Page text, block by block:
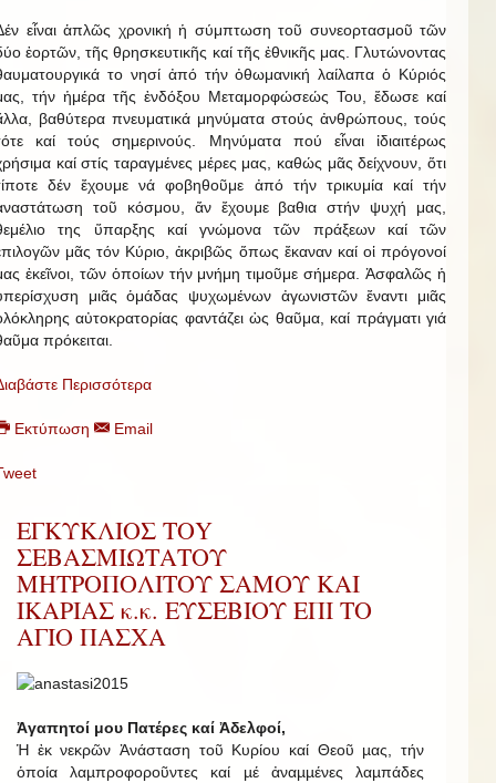
εἶναι ἁπλῶς χρονική ἡ σύμπτωση τοῦ συνεορτασμοῦ τῶν
ἑορτῶν, τῆς θρησκευτικῆς καί τῆς ἐθνικῆς μας. Γλυτώνοντας
το νησί ἀπό τήν ὀθωμανική λαίλαπα ὁ Κύριός
τήν ἡμέρα τῆς ἐνδόξου Μεταμορφώσεώς Του, ἔδωσε καί
βαθύτερα πνευματικά μηνύματα στούς ἀνθρώπους, τούς
καί τούς σημερινούς. Μηνύματα πού εἶναι ἰδιαιτέρως
καί στίς ταραγμένες μέρες μας, καθώς μᾶς δείχνουν, ὅτι
δέν ἔχουμε νά φοβηθοῦμε ἀπό τήν τρικυμία καί τήν
τοῦ κόσμου, ἄν ἔχουμε βαθια στήν ψυχή μας,
της ὕπαρξης καί γνώμονα τῶν πράξεων καί τῶν
μᾶς τόν Κύριο, ἀκριβῶς ὅπως ἔκαναν καί οἱ πρόγονοί
ἐκεῖνοι, τῶν ὁποίων τήν μνήμη τιμοῦμε σήμερα. Ἀσφαλῶς ἡ
μιᾶς ὁμάδας ψυχωμένων ἀγωνιστῶν ἔναντι μιᾶς
αὐτοκρατορίας φαντάζει ὡς θαῦμα, καί πράγματι γιά
πρόκειται.
Περισσότερα
Εκτύπωση Email
ΕΓΚΥΚΛΙΟΣ ΤΟY
ΣΕΒΑΣΜΙΩΤAΤΟΥ
ΜΗΤΡΟΠΟΛIΤΟΥ ΣAΜΟΥ ΚΑI
IΚΑΡΙΑΣ κ.κ. ΕΥΣΕΒΙΟΥ EΠI ΤΟ
ΑΓΙΟ ΠΑΣΧΑ
Ἀγαπητοί μου Πατέρες καί Ἀδελφοί,
Ἡ ἐκ νεκρῶν Ἀνάσταση τοῦ Κυρίου καί Θεοῦ µας, τήν
ὁποία λαµπροφοροῦντες καί µέ ἀναµµένες λαµπάδες